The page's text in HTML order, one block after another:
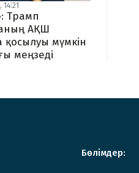
14:21
Трамп
АҚШ
мүмкін
меңзеді
Бөлімдер: